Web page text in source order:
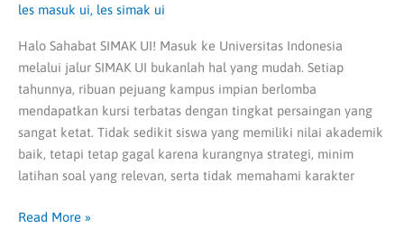
les masuk ui, les simak ui
Halo Sahabat SIMAK UI! Masuk ke Universitas Indonesia
melalui jalur SIMAK UI bukanlah hal yang mudah. Setiap
tahunnya, ribuan pejuang kampus impian berlomba
mendapatkan kursi terbatas dengan tingkat persaingan yang
sangat ketat. Tidak sedikit siswa yang memiliki nilai akademik
baik, tetapi tetap gagal karena kurangnya strategi, minim
latihan soal yang relevan, serta tidak memahami karakter
Read More »